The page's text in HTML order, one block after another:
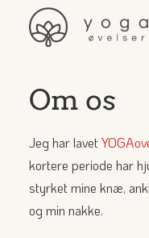
Øvelser
Yoga-stilarter
Yogaudstyr
Yoga for …
Om os
Jeg har lavet
kortere periode har
styrket mine knæ,
og min nakke.